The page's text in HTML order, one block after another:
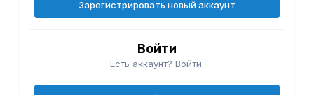
Зарегистрировать новый аккаунт
Войти
Есть аккаунт? Войти.